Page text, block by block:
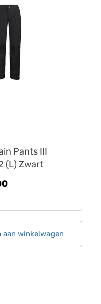
Pants III
(L) Zwart
aan winkelwagen